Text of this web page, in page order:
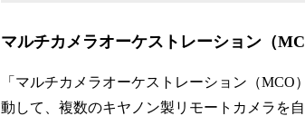
マルチカメラオーケストレーション（
「マルチカメラオーケストレーション（
動して、複数のキヤノン製リモートカメラを